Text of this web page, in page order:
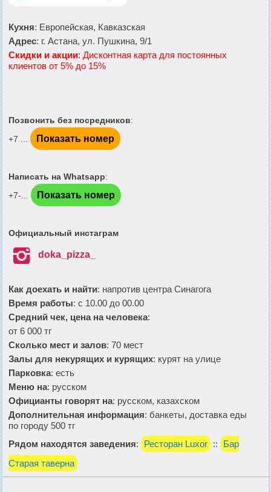
Кухня: Европейская, Кавказская
Адрес: г. Астана, ул. Пушкина, 9/1
Скидки и акции: Дисконтная карта для постоянных
клиентов от 5% до 15%
Позвонить без посредников:
+7 ...
Показать номер
Написать на Whatsapp:
+7-...
Показать номер
Официальный инстаграм
 doka_pizza_
Как доехать и найти: напротив центра Синагога
Время работы: с 10.00 до 00.00
Средний чек, цена на человека:
от 6 000 тг
Сколько мест и залов: 70 мест
Залы для некурящих и курящих: курят на улице
Парковка: есть
Меню на: русском
Официанты говорят на: русском, казахском
Дополнительная информация: банкеты, доставка еды
по городу 500 тг
Рядом находятся заведения: Ресторан Luxor ::
Бар
Cтарая таверна